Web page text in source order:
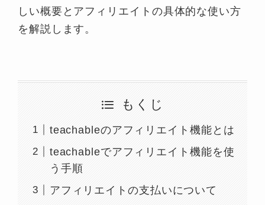
しい概要とアフィリエイトの具体的な使い方
を解説します。
もくじ
teachableのアフィリエイト機能とは
teachableでアフィリエイト機能を使
う手順
アフィリエイトの支払いについて